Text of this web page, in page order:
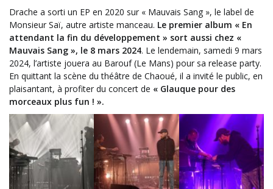
Drache a sorti un EP en 2020 sur « Mauvais Sang », le label de
Monsieur Saï, autre artiste manceau. Le premier album « En
attendant la fin du développement » sort aussi chez «
Mauvais Sang », le 8 mars 2024. Le lendemain, samedi 9 mars
2024, l’artiste jouera au Barouf (Le Mans) pour sa release party.
En quittant la scène du théâtre de Chaoué, il a invité le public, en
plaisantant, à profiter du concert de « Glauque pour des
morceaux plus fun ! ».